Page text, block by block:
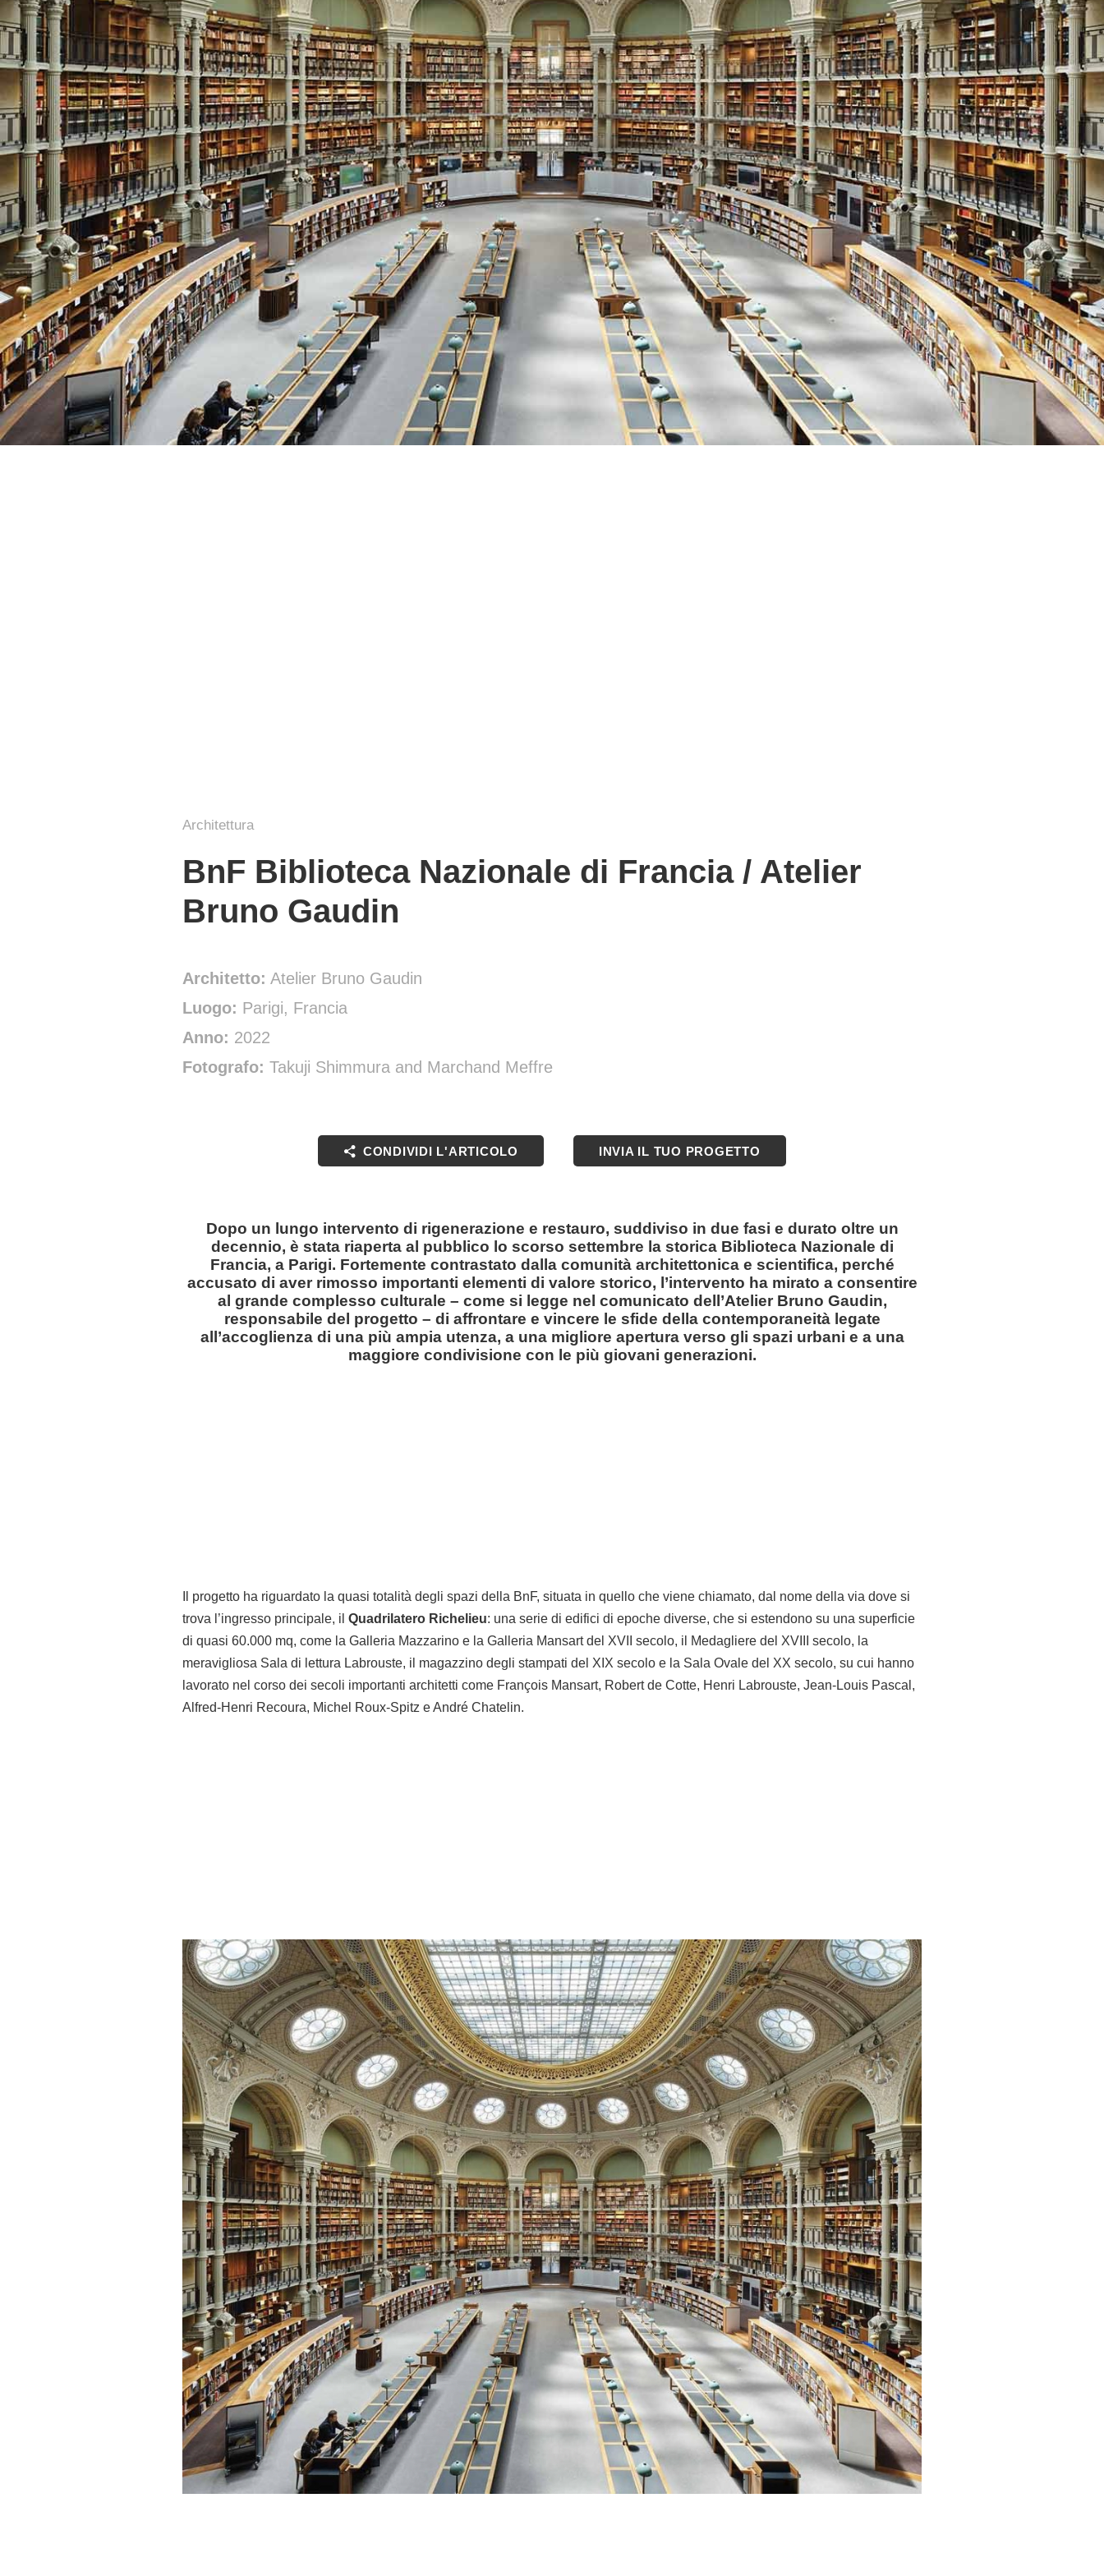
Architettura
BnF Biblioteca Nazionale di Francia / Atelier
Bruno Gaudin
Architetto: Atelier Bruno Gaudin
Luogo: Parigi, Francia
Anno: 2022
Fotografo: Takuji Shimmura and Marchand Meffre
CONDIVIDI L'ARTICOLO INVIA IL TUO PROGETTO
Dopo un lungo intervento di rigenerazione e restauro, suddiviso in due fasi e durato oltre un
decennio, è stata riaperta al pubblico lo scorso settembre la storica Biblioteca Nazionale di
Francia, a Parigi. Fortemente contrastato dalla comunità architettonica e scientifica, perché
accusato di aver rimosso importanti elementi di valore storico, l’intervento ha mirato a consentire
al grande complesso culturale – come si legge nel comunicato dell’Atelier Bruno Gaudin,
responsabile del progetto – di affrontare e vincere le sfide della contemporaneità legate
all’accoglienza di una più ampia utenza, a una migliore apertura verso gli spazi urbani e a una
maggiore condivisione con le più giovani generazioni.
Il progetto ha riguardato la quasi totalità degli spazi della BnF, situata in quello che viene chiamato, dal nome della via dove si
trova l’ingresso principale, il Quadrilatero Richelieu: una serie di edifici di epoche diverse, che si estendono su una superficie
di quasi 60.000 mq, come la Galleria Mazzarino e la Galleria Mansart del XVII secolo, il Medagliere del XVIII secolo, la
meravigliosa Sala di lettura Labrouste, il magazzino degli stampati del XIX secolo e la Sala Ovale del XX secolo, su cui hanno
lavorato nel corso dei secoli importanti architetti come François Mansart, Robert de Cotte, Henri Labrouste, Jean-Louis Pascal,
Alfred-Henri Recoura, Michel Roux-Spitz e André Chatelin.